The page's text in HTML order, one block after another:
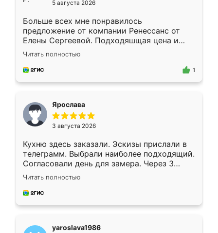
5 августа 2026
Больше всех мне понравилось
предложение от компании Ренессанс от
Елены Сергеевой. Подходяшщая цена и
короткие сроки изготовления. Приехавший
для замера сотрудник Владислав
предложил по моему эскизу самый
Читать полностью
1
Ярослава
3 августа 2026
Кухню здесь заказали. Эскизы прислали в
телеграмм. Выбрали наиболее подходящий.
Согласовали день для замера. Через 3
недели кухня была уже готова. Остались
довольны работой. Спасибо Ренессанс
мебель за качественную работу!
Читать полностью
yaroslava1986